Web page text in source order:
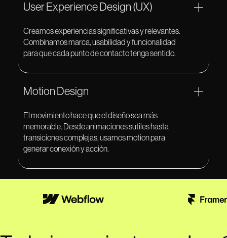
User Experience Design (UX)
Creamos experiencias significativas y relevantes.
Combinamos marca, usabilidad y funcionalidad
para que cada punto de contacto tenga sentido.
Motion Design
El movimiento hace que el diseño sea más
memorable. Desde animaciones sutiles hasta
transiciones complejas, usamos motion para
generar conexión y acción.